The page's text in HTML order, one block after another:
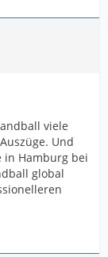
viele
Und
in Hamburg bei
global